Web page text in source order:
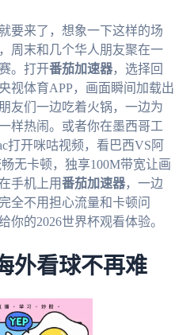
要来了，想象一下这样的场
周末和几个华人朋友聚在一
。打开番茄加速器，选择回
视体育APP，画面瞬间加载出
友们一边吃着火锅，一边为
样热闹。或者你在墨西哥工
打开咪咕视频，看巴西VS阿
无卡顿，独享100M带宽让画
手机上用番茄加速器，一边
全不用担心流量和卡顿问
你的2026世界杯观看体验。
外看球不再难